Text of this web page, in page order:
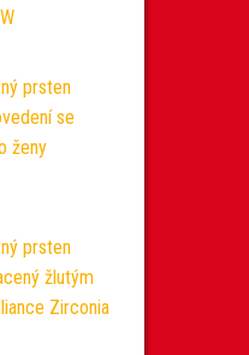
prsten
se
ženy
prsten
žlutým
Zirconia